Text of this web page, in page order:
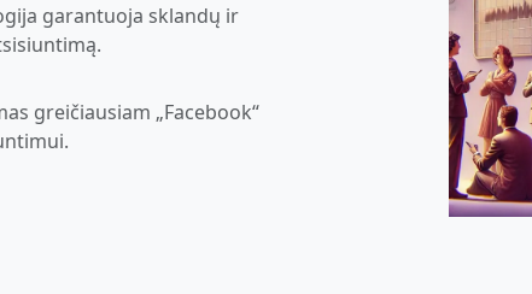
garantuoja sklandų ir
greičiausiam „Facebook“